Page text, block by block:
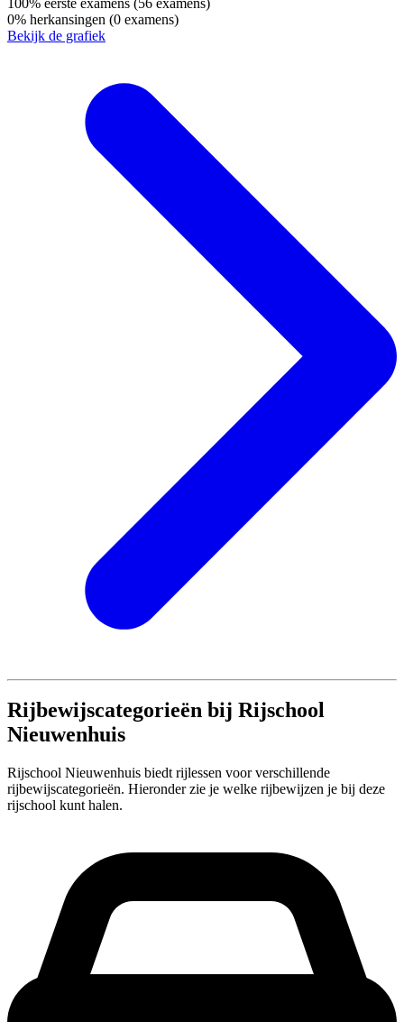
100% eerste examens (56 examens)
0% herkansingen (0 examens)
Bekijk de grafiek
Rijbewijscategorieën bij Rijschool
Nieuwenhuis
Rijschool Nieuwenhuis biedt rijlessen voor verschillende
rijbewijscategorieën. Hieronder zie je welke rijbewijzen je bij deze
rijschool kunt halen.